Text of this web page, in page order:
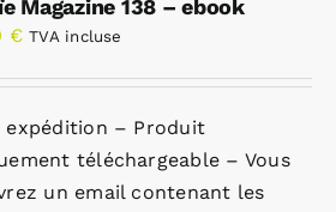
Magazine 138 – ebook
€ TVA incluse
expédition – Produit
téléchargeable – Vous
un email contenant les